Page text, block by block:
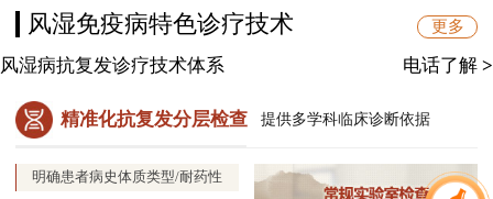
风湿免疫病特色诊疗技术 更多
风湿病抗复发诊疗技术体系 电话了解 >
精准化抗复发分层检查 提供多学科临床诊断依据
明确患者病史体质类型/耐药性